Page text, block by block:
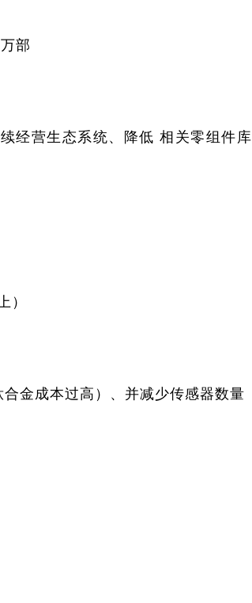
部
经营生态系统、降低 相关零组件库
）
金成本过高）、并减少传感器数量